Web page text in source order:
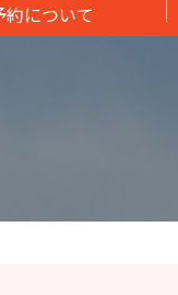
約について